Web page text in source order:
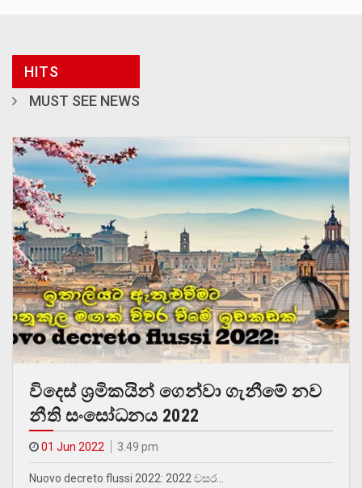
HITS
MUST SEE NEWS
විදෙස් ශ‍්‍රමිකයින් ගෙන්වා ගැනීමේ නව
නීති සංසෝධනය 2022
01 Jun 2022 3.49 pm
Nuovo decreto flussi 2022: 2022 වසර…